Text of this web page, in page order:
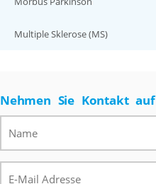
Multiple Sklerose (MS)
Nehmen Sie Kontakt auf